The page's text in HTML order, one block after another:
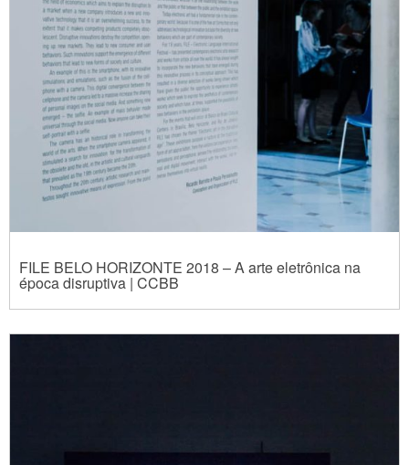
FILE BELO HORIZONTE 2018 – A arte eletrônica na
época disruptiva | CCBB